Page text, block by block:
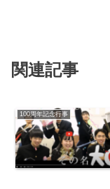
関連記事
100周年記念行事